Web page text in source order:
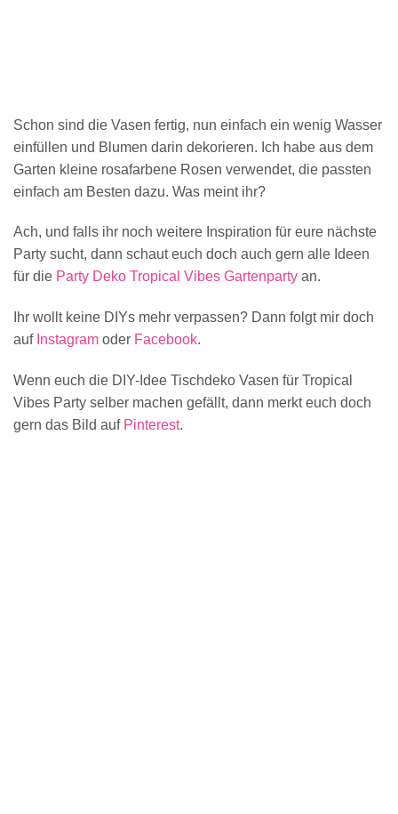
Schon sind die Vasen fertig, nun einfach ein wenig Wasser
einfüllen und Blumen darin dekorieren. Ich habe aus dem
Garten kleine rosafarbene Rosen verwendet, die passten
einfach am Besten dazu. Was meint ihr?
Ach, und falls ihr noch weitere Inspiration für eure nächste
Party sucht, dann schaut euch doch auch gern alle Ideen
für die Party Deko Tropical Vibes Gartenparty an.
Ihr wollt keine DIYs mehr verpassen? Dann folgt mir doch
auf Instagram oder Facebook.
Wenn euch die DIY-Idee Tischdeko Vasen für Tropical
Vibes Party selber machen gefällt, dann merkt euch doch
gern das Bild auf Pinterest.